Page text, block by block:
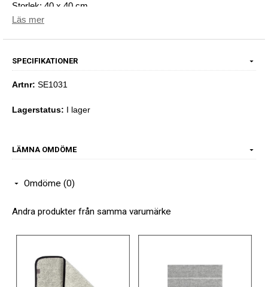
Storlek: 40 x 40 cm
Läs mer
SPECIFIKATIONER
Artnr: SE1031
Lagerstatus: I lager
LÄMNA OMDÖME
Omdöme (0)
Andra produkter från samma varumärke